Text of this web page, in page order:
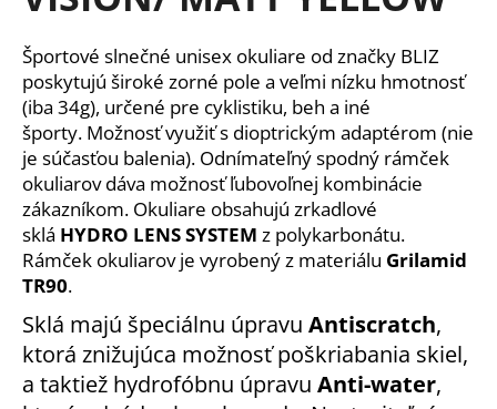
z
5
hviezdičiek.
Športové slnečné unisex okuliare od značky BLIZ
poskytujú široké zorné pole a veľmi nízku hmotnosť
(iba 34g), určené pre cyklistiku, beh a iné
športy. Možnosť využiť s dioptrickým adaptérom (nie
je súčasťou balenia). Odnímateľný spodný rámček
okuliarov dáva možnosť ľubovoľnej kombinácie
zákazníkom. Okuliare obsahujú zrkadlové
sklá HYDRO LENS SYSTEM z polykarbonátu.
Rámček okuliarov je vyrobený z materiálu Grilamid
TR90.
Sklá majú špeciálnu úpravu Antiscratch,
ktorá znižujúca možnosť poškriabania skiel,
a taktiež hydrofóbnu úpravu Anti-water,
j
s
ť
?
HĽADAŤ
O
d